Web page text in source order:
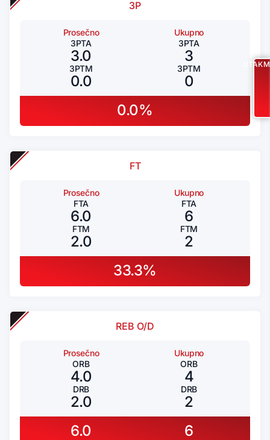
3P
Prosečno
3PTA
3.0
3PTM
0.0
Ukupno
3PTA
3
3PTM
0
0.0%
FT
Prosečno
FTA
6.0
FTM
2.0
Ukupno
FTA
6
FTM
2
33.3%
REB O/D
Prosečno
ORB
4.0
DRB
2.0
Ukupno
ORB
4
DRB
2
6.0
6